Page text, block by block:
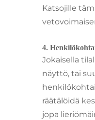
Katsojille
4.
Jokaisella
näyttö, tai
räätälöidä
jopa